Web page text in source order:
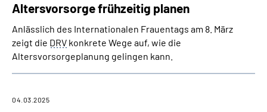
Altersvorsorge frühzeitig planen
Anlässlich des Internationalen Frauentags am 8. März
zeigt die DRV konkrete Wege auf, wie die
Altersvorsorgeplanung gelingen kann.
04.03.2025